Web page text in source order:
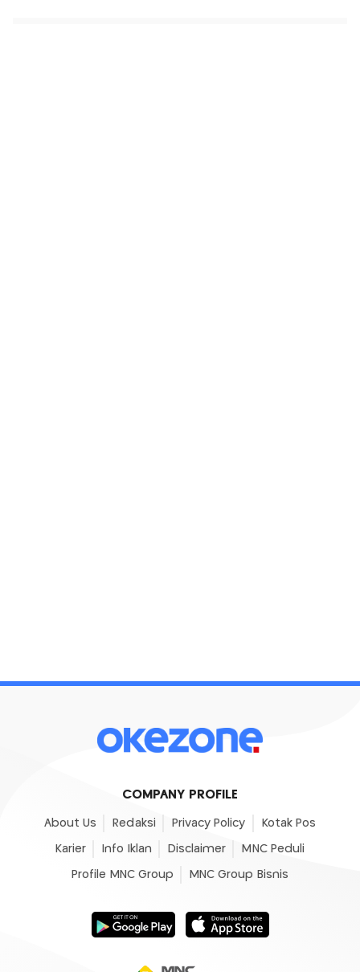
COMPANY PROFILE
About Us Redaksi Privacy Policy Kotak Pos
Karier Info Iklan Disclaimer MNC Peduli
Profile MNC Group MNC Group Bisnis